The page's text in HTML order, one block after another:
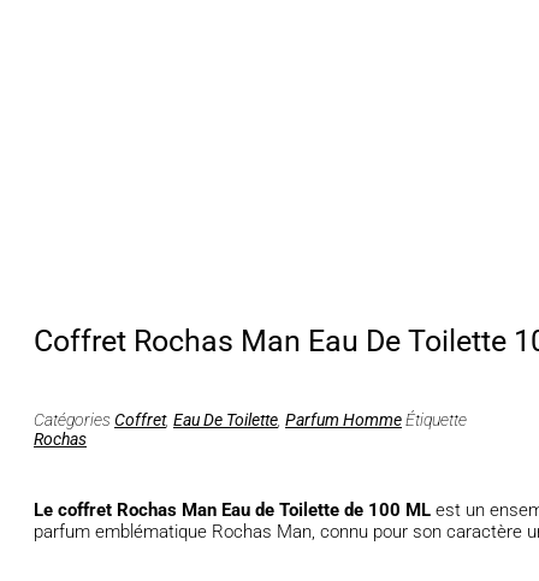
Coffret Rochas Man Eau De Toilette
CatégoriesCoffret, Eau De Toilette Parfum HommeÉtiquette
Rochas
Le coffret Rochas Man Eau de Toilette de 100 ML est un
parfum emblématique Rochas Man, connu pour son caractère